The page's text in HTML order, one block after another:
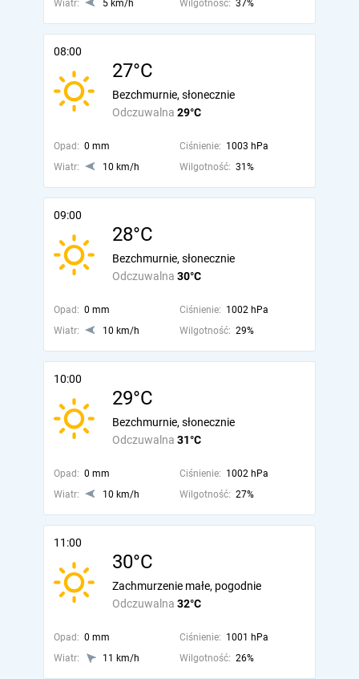
Wiatr: 5 km/h Wilgotność: 37%
08:00
27°C
Odczuwalna 29°C
Bezchmurnie, słonecznie
Opad: 0 mm Ciśnienie: 1003 hPa
Wiatr:
10 km/h Wilgotność: 31%
09:00
28°C
Odczuwalna 30°C
Bezchmurnie, słonecznie
Opad: 0 mm Ciśnienie: 1002 hPa
Wiatr:
10 km/h Wilgotność: 29%
10:00
29°C
Odczuwalna 31°C
Bezchmurnie, słonecznie
Opad: 0 mm Ciśnienie: 1002 hPa
Wiatr:
10 km/h Wilgotność: 27%
11:00
30°C
Odczuwalna 32°C
Zachmurzenie małe, pogodnie
Opad: 0 mm Ciśnienie: 1001 hPa
Wiatr:
11 km/h Wilgotność: 26%